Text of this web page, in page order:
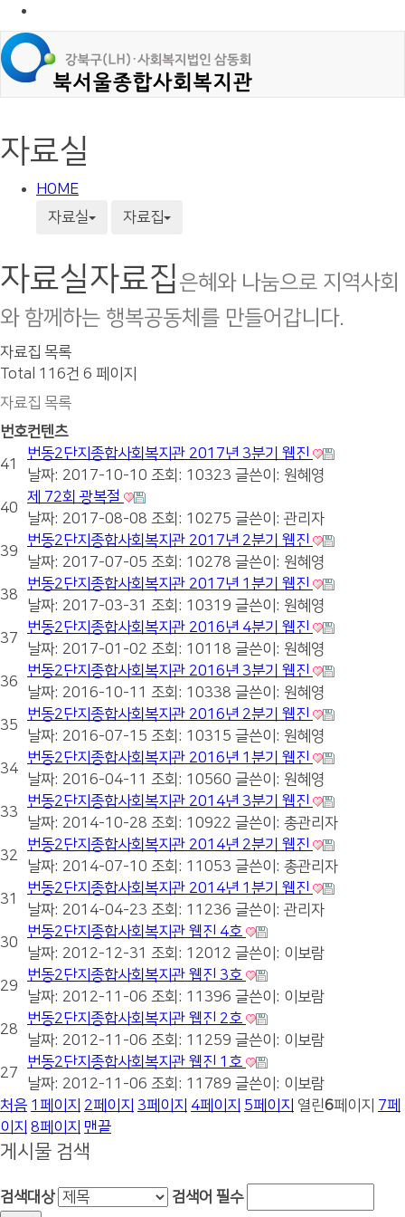
자료실
HOME
자료실
자료집
자료실자료집은혜와 나눔으로 지역사회
와 함께하는 행복공동체를 만들어갑니다.
자료집 목록
Total 116건 6 페이지
자료집 목록
번호컨텐츠
41
번동2단지종합사회복지관 2017년 3분기 웹진
날짜: 2017-10-10 조회: 10323 글쓴이: 원혜영
40
제 72회 광복절
날짜: 2017-08-08 조회: 10275 글쓴이: 관리자
39
번동2단지종합사회복지관 2017년 2분기 웹진
날짜: 2017-07-05 조회: 10278 글쓴이: 원혜영
38
번동2단지종합사회복지관 2017년 1분기 웹진
날짜: 2017-03-31 조회: 10319 글쓴이: 원혜영
37
번동2단지종합사회복지관 2016년 4분기 웹진
날짜: 2017-01-02 조회: 10118 글쓴이: 원혜영
36
번동2단지종합사회복지관 2016년 3분기 웹진
날짜: 2016-10-11 조회: 10338 글쓴이: 원혜영
35
번동2단지종합사회복지관 2016년 2분기 웹진
날짜: 2016-07-15 조회: 10315 글쓴이: 원혜영
34
번동2단지종합사회복지관 2016년 1분기 웹진
날짜: 2016-04-11 조회: 10560 글쓴이: 원혜영
33
번동2단지종합사회복지관 2014년 3분기 웹진
날짜: 2014-10-28 조회: 10922 글쓴이: 총관리자
32
번동2단지종합사회복지관 2014년 2분기 웹진
날짜: 2014-07-10 조회: 11053 글쓴이: 총관리자
31
번동2단지종합사회복지관 2014년 1분기 웹진
날짜: 2014-04-23 조회: 11236 글쓴이: 관리자
30
번동2단지종합사회복지관 웹진 4호
날짜: 2012-12-31 조회: 12012 글쓴이: 이보람
29
번동2단지종합사회복지관 웹진 3호
날짜: 2012-11-06 조회: 11396 글쓴이: 이보람
28
번동2단지종합사회복지관 웹진 2호
날짜: 2012-11-06 조회: 11259 글쓴이: 이보람
27
번동2단지종합사회복지관 웹진 1호
날짜: 2012-11-06 조회: 11789 글쓴이: 이보람
처음 1 페이지 2페이지 3페이지 4페이지 5페이지 열린6페이지 7페
이지 8페이지 맨끝
게시물 검색
검색대상 검색어 필수